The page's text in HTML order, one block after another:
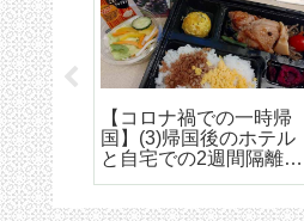
でオ
人気
菜創
ラン
チェンマイ長期滞在の
ための住まい探しはこ
うやろう エリア選び